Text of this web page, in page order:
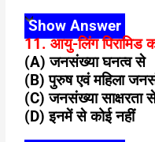
Show Answer
11. आयु-लिंग पिरामिड
(A) जनसंख्या घनत्व से
(B) पुरुष एवं महिला
(C) जनसंख्या साक्षरता
(D) इनमें से कोई नहीं